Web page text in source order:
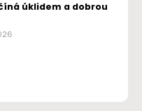
úklidem a dobrou